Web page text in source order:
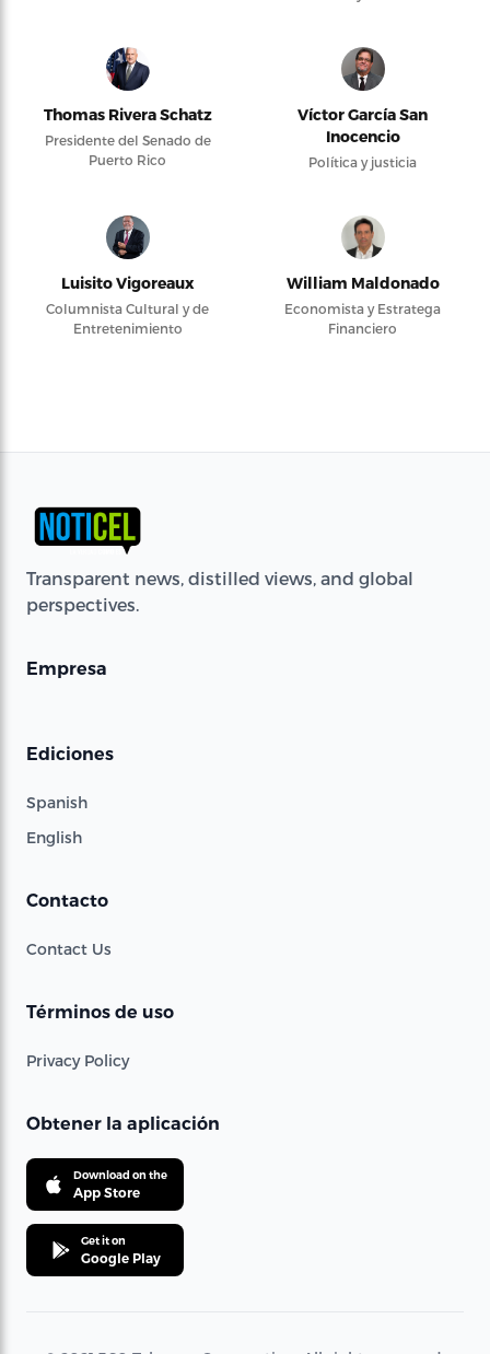
Thomas Rivera Schatz
Presidente del Senado de
Puerto Rico
Víctor García San
Inocencio
Política y justicia
Luisito Vigoreaux
Columnista Cultural y de
Entretenimiento
William Maldonado
Economista y Estratega
Financiero
Transparent news, distilled views, and global
perspectives.
Empresa
Ediciones
Spanish
English
Contacto
Contact Us
Términos de uso
Privacy Policy
Obtener la aplicación
Download on the
App Store
Get it on
Google Play